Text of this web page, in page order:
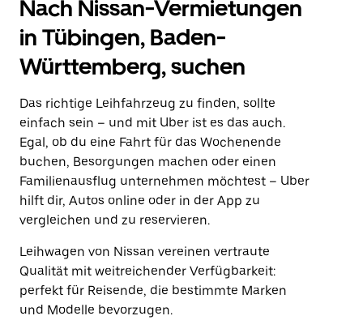
Nach Nissan-Vermietungen
in Tübingen, Baden-
Württemberg, suchen
Das richtige Leihfahrzeug zu finden, sollte
einfach sein – und mit Uber ist es das auch.
Egal, ob du eine Fahrt für das Wochenende
buchen, Besorgungen machen oder einen
Familienausflug unternehmen möchtest – Uber
hilft dir, Autos online oder in der App zu
vergleichen und zu reservieren.
Leihwagen von Nissan vereinen vertraute
Qualität mit weitreichender Verfügbarkeit:
perfekt für Reisende, die bestimmte Marken
und Modelle bevorzugen.